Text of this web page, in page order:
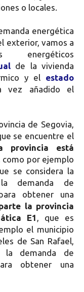
o locales.
energética
exterior, vamos a
energéticos
de la vivienda
y el estado
vez añadido el
de Segovia,
se encuentre el
provincia está
como por ejemplo
se considera la
demanda de
obtener una
la provincia
E1 , que es
el municipio
de San Rafael,
demanda de
obtener una